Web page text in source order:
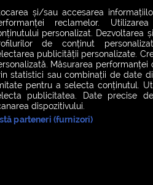
LIVE FEVER
și/sau accesarea
reclamelor.
personalizat. Dezvoltarea
de conținut
publicității personalizate.
Măsurarea
statistici sau combinații de date
pentru a selecta conținutul.
publicitatea. Date precise
dispozitivului.
parteneri (furnizori)